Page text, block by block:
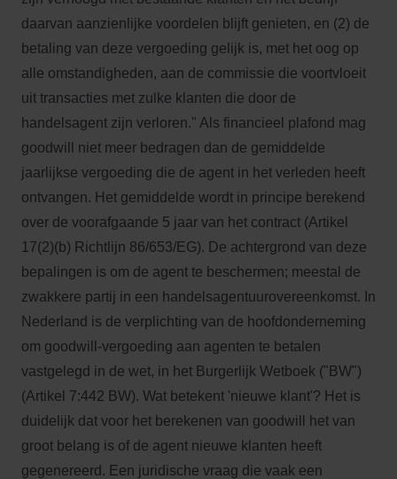
daarvan aanzienlijke voordelen blijft genieten, en (2) de
betaling van deze vergoeding gelijk is, met het oog op
alle omstandigheden, aan de commissie die voortvloeit
uit transacties met zulke klanten die door de
handelsagent zijn verloren." Als financieel plafond mag
goodwill niet meer bedragen dan de gemiddelde
jaarlijkse vergoeding die de agent in het verleden heeft
ontvangen. Het gemiddelde wordt in principe berekend
over de voorafgaande 5 jaar van het contract (Artikel
17(2)(b) Richtlijn 86/653/EG). De achtergrond van deze
bepalingen is om de agent te beschermen; meestal de
zwakkere partij in een handelsagentuurovereenkomst. In
Nederland is de verplichting van de hoofdonderneming
om goodwill-vergoeding aan agenten te betalen
vastgelegd in de wet, in het Burgerlijk Wetboek ("BW")
(Artikel 7:442 BW). Wat betekent 'nieuwe klant'? Het is
duidelijk dat voor het berekenen van goodwill het van
groot belang is of de agent nieuwe klanten heeft
gegenereerd. Een juridische vraag die vaak een